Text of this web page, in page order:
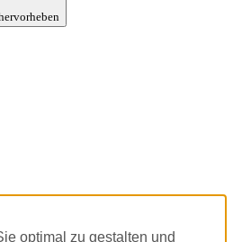
optimal zu gestalten und